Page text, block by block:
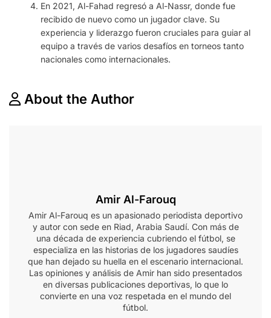
En 2021, Al-Fahad regresó a Al-Nassr, donde fue
recibido de nuevo como un jugador clave. Su
experiencia y liderazgo fueron cruciales para guiar al
equipo a través de varios desafíos en torneos tanto
nacionales como internacionales.
About the Author
Amir Al-Farouq
Amir Al-Farouq es un apasionado periodista deportivo
y autor con sede en Riad, Arabia Saudí. Con más de
una década de experiencia cubriendo el fútbol, se
especializa en las historias de los jugadores saudíes
que han dejado su huella en el escenario internacional.
Las opiniones y análisis de Amir han sido presentados
en diversas publicaciones deportivas, lo que lo
convierte en una voz respetada en el mundo del
fútbol.